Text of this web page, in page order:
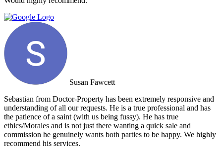
Susan Fawcett
Sebastian from Doctor-Property has been extremely responsive and
understanding of all our requests. He is a true professional and has
the patience of a saint (with us being fussy). He has true
ethics/Morales and is not just there wanting a quick sale and
commission he genuinely wants both parties to be happy. We highly
recommend his services.